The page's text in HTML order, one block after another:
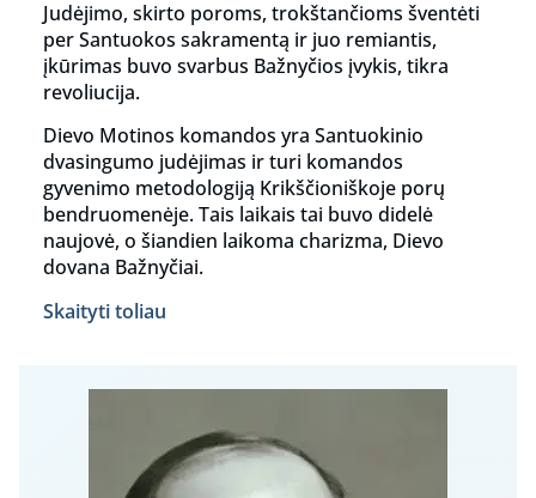
Judėjimo, skirto poroms, trokštančioms šventėti
per Santuokos sakramentą ir juo remiantis,
įkūrimas buvo svarbus Bažnyčios įvykis, tikra
revoliucija.
Dievo Motinos komandos yra Santuokinio
dvasingumo judėjimas ir turi komandos
gyvenimo metodologiją Krikščioniškoje porų
bendruomenėje. Tais laikais tai buvo didelė
naujovė, o šiandien laikoma charizma, Dievo
dovana Bažnyčiai.
Skaityti toliau